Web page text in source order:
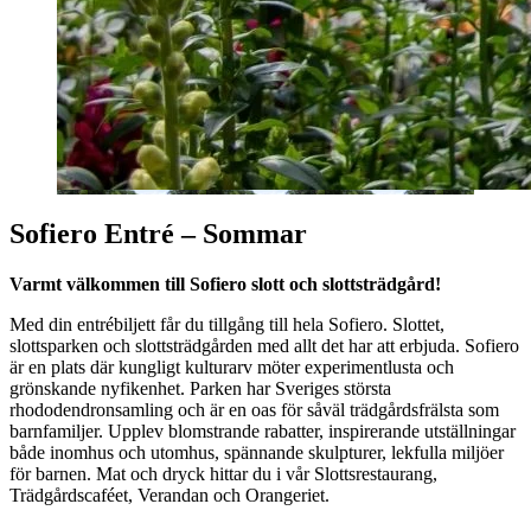
Sofiero Entré – Sommar
Varmt välkommen till Sofiero slott och slottsträdgård!
Med din entrébiljett får du tillgång till hela Sofiero. Slottet,
slottsparken och slottsträdgården med allt det har att erbjuda. Sofiero
är en plats där kungligt kulturarv möter experimentlusta och
grönskande nyfikenhet. Parken har Sveriges största
rhododendronsamling och är en oas för såväl trädgårdsfrälsta som
barnfamiljer. Upplev blomstrande rabatter, inspirerande utställningar
både inomhus och utomhus, spännande skulpturer, lekfulla miljöer
för barnen. Mat och dryck hittar du i vår Slottsrestaurang,
Trädgårdscaféet, Verandan och Orangeriet.